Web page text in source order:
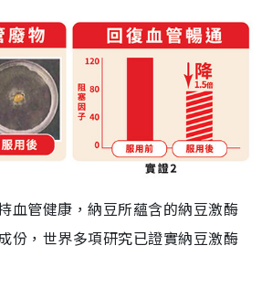
血管健康，納豆所蘊含的納豆激酶
份，世界多項研究已證實納豆激酶